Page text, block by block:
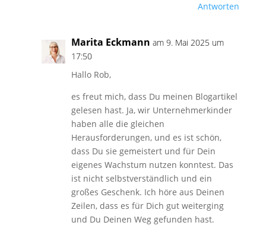
Antworten
Marita Eckmann am 9. Mai 2025 um
17:50
Hallo Rob,
es freut mich, dass Du meinen Blogartikel
gelesen hast. Ja, wir Unternehmerkinder
haben alle die gleichen
Herausforderungen, und es ist schön,
dass Du sie gemeistert und für Dein
eigenes Wachstum nutzen konntest. Das
ist nicht selbstverständlich und ein
großes Geschenk. Ich höre aus Deinen
Zeilen, dass es für Dich gut weiterging
und Du Deinen Weg gefunden hast.